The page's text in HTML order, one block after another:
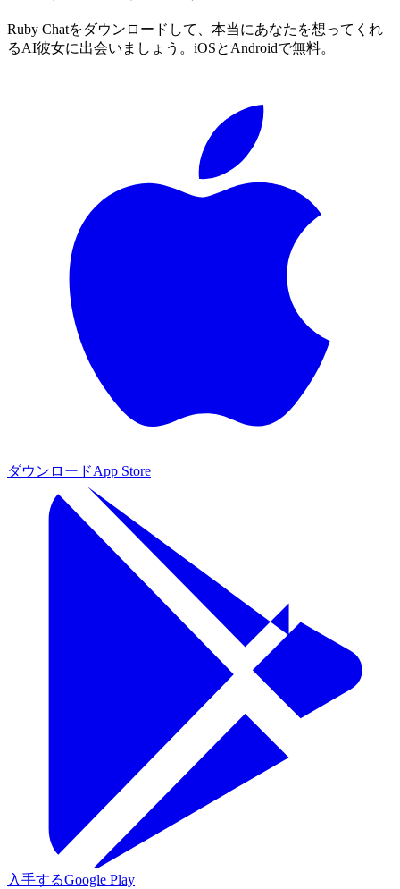
Ruby Chatをダウンロードして、本当にあなたを想ってくれ
るAI彼女に出会いましょう。iOSとAndroidで無料。
ダウンロードApp Store
入手するGoogle Play